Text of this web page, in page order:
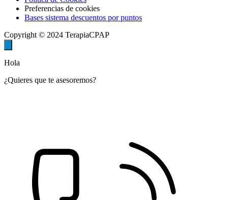
Preferencias de cookies
Bases sistema descuentos por puntos
Copyright © 2024 TerapiaCPAP
Hola
¿Quieres que te asesoremos?